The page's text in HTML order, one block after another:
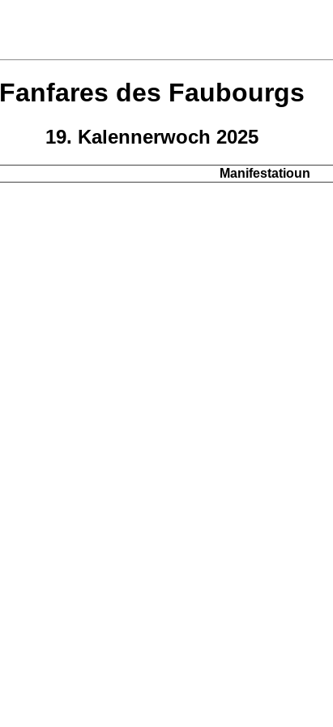
Fanfares des Faubourgs
19. Kalennerwoch 2025
Manifestatioun